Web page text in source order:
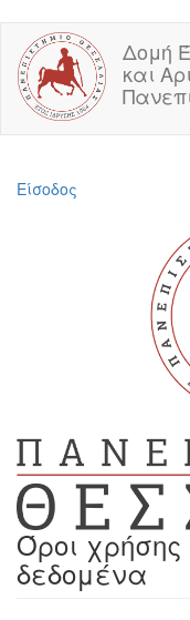
Παράκαμψη
προς
κυρίως
περιεχόμενο
Δομή
και
Μενού
Είσοδος
Όροι
δεδομένα